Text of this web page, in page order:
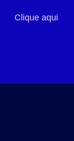
Clique aqui